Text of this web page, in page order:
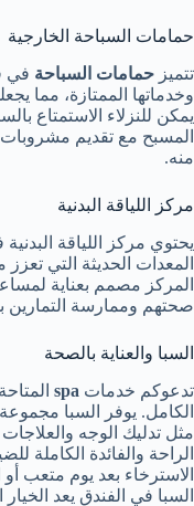
حمامات السباحة الخارجية
تتميز حمامات السباحة في
وخدماتها الممتازة، مما
يمكن للنزلاء الاستمتاع
المسبح مع تقديم
منه.
مركز اللياقة البدنية
يحتوي مركز اللياقة
المعدات الحديثة التي تعزز
المركز مصمم بعناية
صحتهم وممارسة
السبا والعناية بالصحة
تدعوكم خدمات spa
الكامل. يوفر السبا
مثل تدليك الوجه
الراحة والفائدة الكاملة
الاسترخاء بعد يوم متعب
السبا في الفندق يعد الخيار